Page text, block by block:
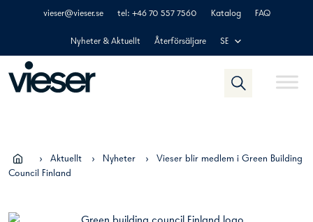
vieser@vieser.se tel: +46 70 557 7560 Katalog FAQ
Nyheter & Aktuellt Återförsäljare SE
› Aktuellt › Nyheter ›
Vieser blir medlem i Green Building
Council Finland